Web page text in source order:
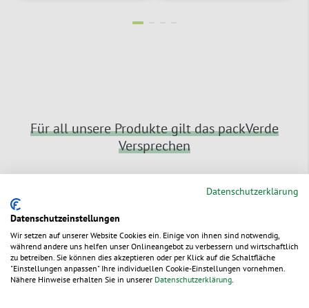
Für all unsere Produkte gilt das packVerde
Versprechen
Schnelle Lieferung
Bestellungen bis 15:00 Uhr (außer Fr:
14:00 Uhr) erreichen Sie i.d.R. in 1 bis 2
Datenschutzerklärung
Datenschutzeinstellungen
Wir setzen auf unserer Website Cookies ein. Einige von ihnen sind notwendig,
während andere uns helfen unser Onlineangebot zu verbessern und wirtschaftlich
zu betreiben. Sie können dies akzeptieren oder per Klick auf die Schaltfläche
"Einstellungen anpassen" Ihre individuellen Cookie-Einstellungen vornehmen.
Nähere Hinweise erhalten Sie in unserer Datenschutzerklärung